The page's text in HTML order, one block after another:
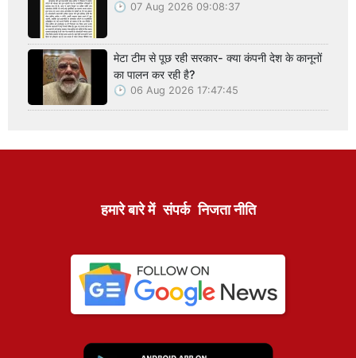
07 Aug 2026 09:08:37
मेटा टीम से पूछ रही सरकार- क्या कंपनी देश के कानूनों
का पालन कर रही है?
06 Aug 2026 17:47:45
हमारे बारे में संपर्क निजता नीति